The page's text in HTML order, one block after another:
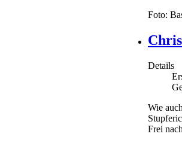
Foto:
Details
Wie
Frei